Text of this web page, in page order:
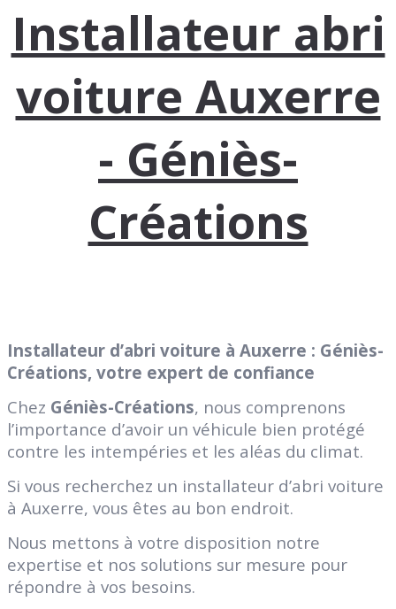
Installateur abri
voiture Auxerre
- Géniès-
Créations
Installateur d’abri voiture à Auxerre : Géniès-
Créations, votre expert de confiance
Chez Géniès-Créations, nous comprenons
l’importance d’avoir un véhicule bien protégé
contre les intempéries et les aléas du climat.
Si vous recherchez un installateur d’abri voiture
à Auxerre, vous êtes au bon endroit.
Nous mettons à votre disposition notre
expertise et nos solutions sur mesure pour
répondre à vos besoins.